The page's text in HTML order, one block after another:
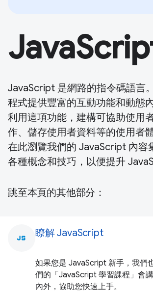
JavaScript 是網路的指令碼語言
程式提供豐富的互動功能和動態
利用這項功能，建構可協助使用
作、儲存使用者資料等的使用者
在此瀏覽我們的 JavaScript 內容
各種概念和技巧，以便提升
跳至本頁的其他部分：
javascript 瞭解 JavaScript
如果您是 JavaScript 新手，我們
們的「JavaScript 學習課程」會
內外，協助您快速上手。